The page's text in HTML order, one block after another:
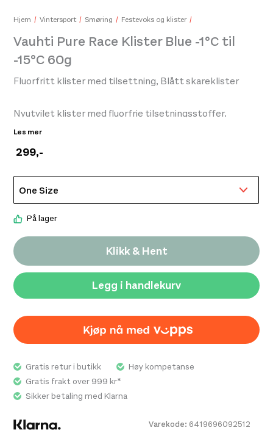
Hjem Vintersport Smøring Festevoks og klister
Vauhti Pure Race Klister Blue -1°C til
-15°C 60g
299,-
Fluorfritt klister med tilsettning, Blått skareklister
Nyutvilet klister med fluorfrie tilsetningsstoffer.
Kuldegrader og omdannet skarp snø.
Fluorfri
På lager
Klikk & Hent
Legg i handlekurv
Varekode: 6419696092512
Les mer
Gratis retur i butikk
Høy kompetanse
Gratis frakt over 999 kr*
Sikker betaling med Klarna